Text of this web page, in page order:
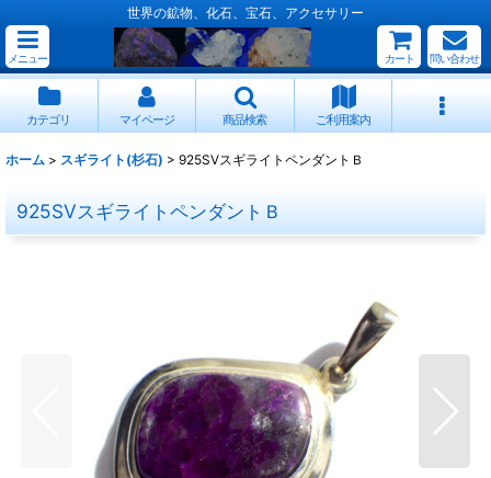
世界の鉱物、化石、宝石、アクセサリー
メニュー カート 問い合わせ
カテゴリ マイページ 商品検索 ご利用案内
ホーム > スギライト(杉石) > 925SVスギライトペンダントＢ
925SVスギライトペンダントＢ